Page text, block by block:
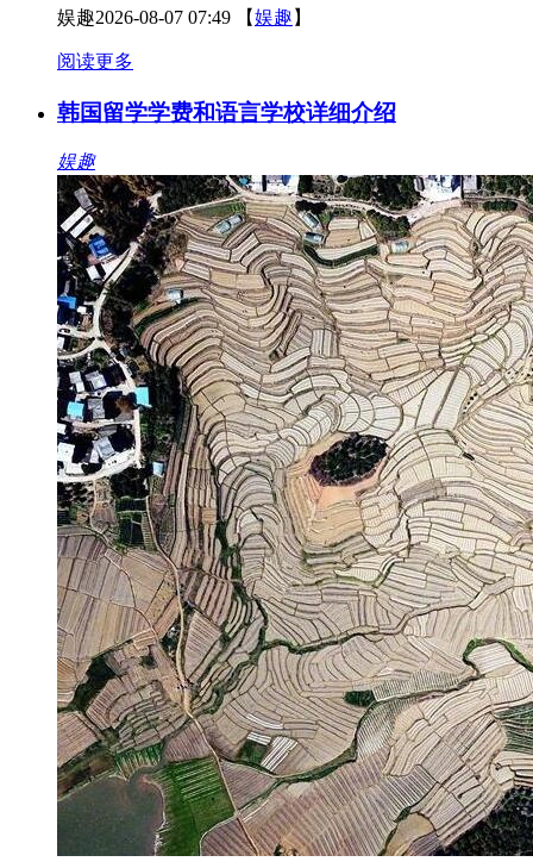
娱趣2026-08-07 07:49 【娱趣 】
阅读更多
韩国留学学费和语言学校详细介绍
娱趣